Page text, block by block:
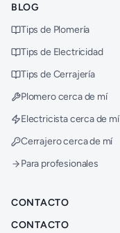
BLOG
Tips de Plomería
Tips de Electricidad
Tips de Cerrajería
Plomero cerca de mí
Electricista cerca de mí
Cerrajero cerca de mí
Para profesionales
CONTACTO
CONTACTO